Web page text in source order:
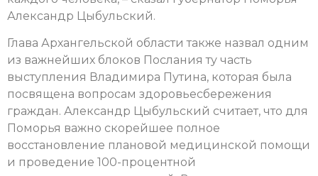
Александр Цыбульский.
Глава Архангельской области также назвал одним
из важнейших блоков Послания ту часть
выступления Владимира Путина, которая была
посвящена вопросам здоровьесбережения
граждан. Александр Цыбульский считает, что для
Поморья важно скорейшее полное
восстановление плановой медицинской помощи
и проведение 100-процентной